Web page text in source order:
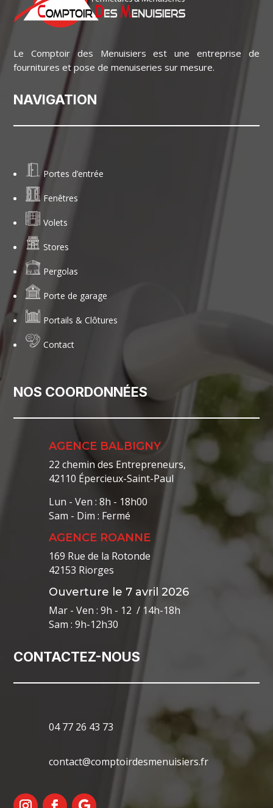
Le Comptoir des Menuisiers est une entreprise de
fournitures et pose de menuiseries sur mesure.
NAVIGATION
Portes d’entrée
Fenêtres
Volets
Stores
Pergolas
Porte de garage
Portails & Clôtures
Contact
NOS COORDONNÉES
AGENCE BALBIGNY
22 chemin des Entrepreneurs,
42110 Épercieux-Saint-Paul
Lun - Ven : 8h - 18h00
Sam - Dim : Fermé
AGENCE ROANNE
169 Rue de la Rotonde
42153 Riorges
Ouverture le 7 avril 2026
Mar - Ven : 9h - 12 / 14h-18h
Sam : 9h-12h30
CONTACTEZ-NOUS
04 77 26 43 73
contact@comptoirdesmenuisiers.fr